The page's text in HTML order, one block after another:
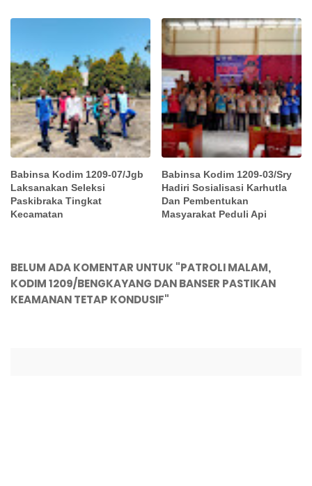
Babinsa Kodim 1209-07/Jgb
Laksanakan Seleksi
Paskibraka Tingkat
Kecamatan
Babinsa Kodim 1209-03/Sry
Hadiri Sosialisasi Karhutla
Dan Pembentukan
Masyarakat Peduli Api
BELUM ADA KOMENTAR UNTUK "PATROLI MALAM,
KODIM 1209/BENGKAYANG DAN BANSER PASTIKAN
KEAMANAN TETAP KONDUSIF"